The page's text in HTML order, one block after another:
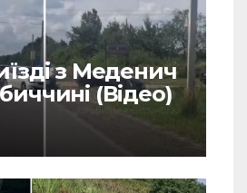
з Меденич
(Відео)